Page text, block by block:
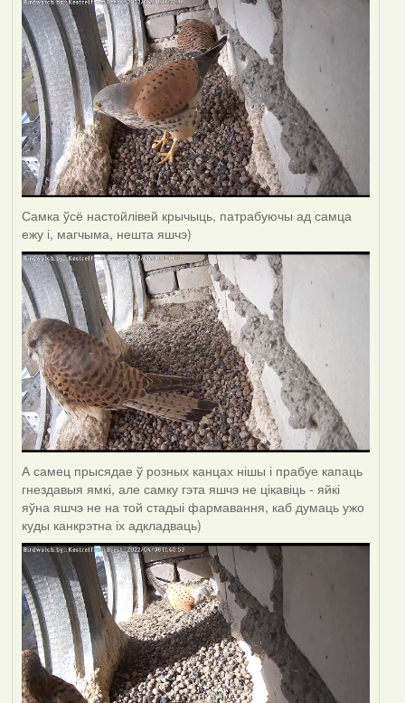
Самка ўсё настойлівей крычыць, патрабуючы ад самца
ежу і, магчыма, нешта яшчэ)
А самец прысядае ў розных канцах нішы і прабуе капаць
гнездавыя ямкі, але самку гэта яшчэ не цікавіць - яйкі
яўна яшчэ не на той стадыі фармавання, каб думаць ужо
куды канкрэтна іх адкладваць)